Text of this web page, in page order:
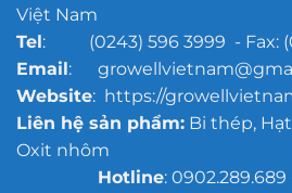
Việt Nam
Tel: (0243) 596 3999 - Fax:
Email:
Website: https://
Liên hệ sản phẩm:Bi thép,
Oxit nhôm
Hotline: 0902.289.689